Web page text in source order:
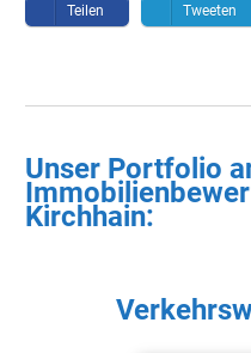
Teilen Tweeten
Unser Portfolio
Kirchhain: